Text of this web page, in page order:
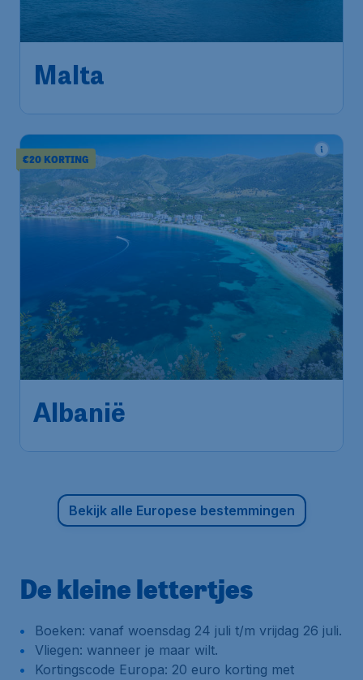
Malta
€20 KORTING
Albanië € 132
Amsterdam , Amsterdam Airport
Tirana Luchthaven Tirana
Heenreis: 04 okt
Bekijk alle Europese bestemmingen
De kleine lettertjes
Boeken: vanaf woensdag 24 juli t/m vrijdag 26 juli.
Vliegen: wanneer je maar wilt.
Kortingscode Europa: 20 euro korting met